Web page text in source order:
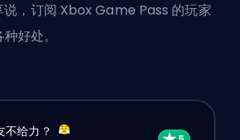
，订阅 Xbox Game Pass 的玩家
好处。
不给力？